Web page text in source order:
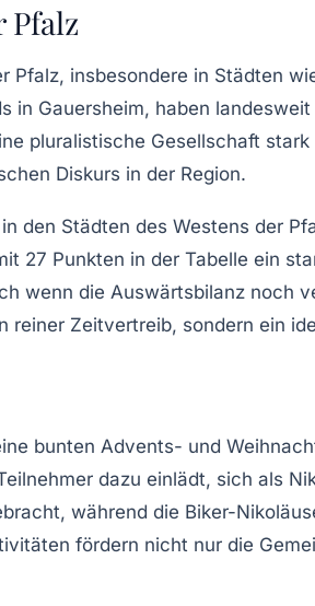
Pfalz
Pfalz, insbesondere in Städten
in Gauersheim, haben
pluralistische Gesellschaft
Diskurs in der Region.
in den Städten des Westens der
27 Punkten in der Tabelle ein
wenn die Auswärtsbilanz noch
Zeitvertreib, sondern ein
bunten Advents- und
dazu einlädt, sich als
während die Biker-
fördern nicht nur die